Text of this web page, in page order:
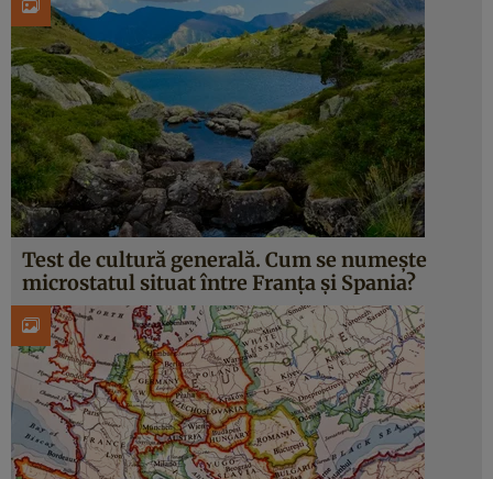
Test de cultură generală. Cum se numește
microstatul situat între Franța și Spania?